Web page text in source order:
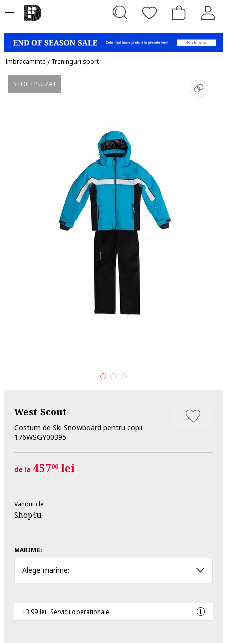
Imbracaminte / Treninguri sport
STOC EPUIZAT
West Scout
Costum de Ski Snowboard pentru copii
176WSGY00395
de la 45700 lei
Vandut de
Shop4u
MARIME:
Alege marime:
+3,99 lei Servicii operationale